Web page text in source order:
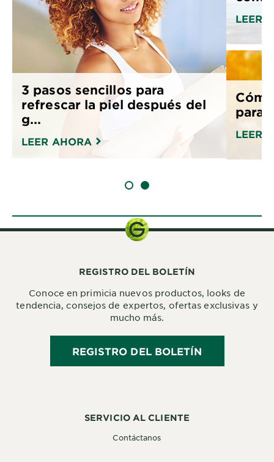
3 pasos sencillos para
refrescar la piel después del
g...
LEER AHORA
LEER
para
LEER
SLIDE 1SLIDE 2
SERVICIO AL CLIENTE
Contáctanos
REGISTRO DEL BOLETÍN
Conoce en primicia nuevos productos, looks de
tendencia, consejos de expertos, ofertas exclusivas y
mucho más.
REGISTRO DEL BOLETÍN